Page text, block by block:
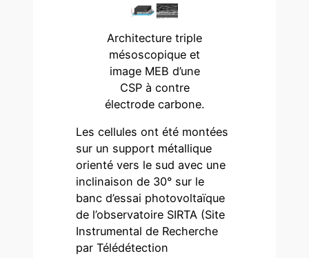
Architecture triple
mésoscopique et
image MEB d’une
CSP à contre
électrode carbone.
Les cellules ont été montées
sur un support métallique
orienté vers le sud avec une
inclinaison de 30° sur le
banc d’essai photovoltaïque
de l’observatoire SIRTA (Site
Instrumental de Recherche
par Télédétection